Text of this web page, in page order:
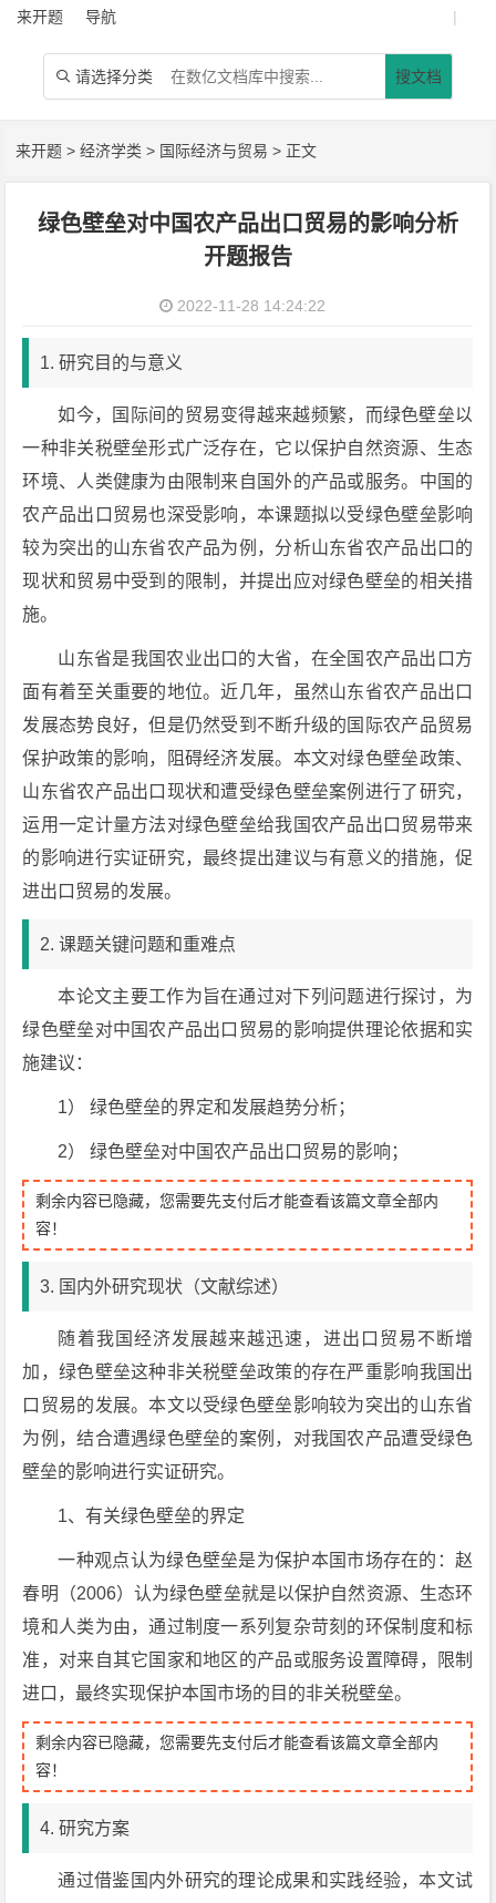
来开题 导航 |
 请选择分类 搜文档
来开题 >经济学类 > 国际经济与贸易 > 正文
绿色壁垒对中国农产品出口贸易的影响分析
开题报告
2022-11-28 14:24:22
1. 研究目的与意义
如今，国际间的贸易变得越来越频繁，而绿色壁垒以
一种非关税壁垒形式广泛存在，它以保护自然资源、生态
环境、人类健康为由限制来自国外的产品或服务。中国的
农产品出口贸易也深受影响，本课题拟以受绿色壁垒影响
较为突出的山东省农产品为例，分析山东省农产品出口的
现状和贸易中受到的限制，并提出应对绿色壁垒的相关措
施。
山东省是我国农业出口的大省，在全国农产品出口方
面有着至关重要的地位。近几年，虽然山东省农产品出口
发展态势良好，但是仍然受到不断升级的国际农产品贸易
保护政策的影响，阻碍经济发展。本文对绿色壁垒政策、
山东省农产品出口现状和遭受绿色壁垒案例进行了研究，
运用一定计量方法对绿色壁垒给我国农产品出口贸易带来
的影响进行实证研究，最终提出建议与有意义的措施，促
进出口贸易的发展。
2. 课题关键问题和重难点
本论文主要工作为旨在通过对下列问题进行探讨，为
绿色壁垒对中国农产品出口贸易的影响提供理论依据和实
施建议：
1） 绿色壁垒的界定和发展趋势分析；
2） 绿色壁垒对中国农产品出口贸易的影响；
剩余内容已隐藏，您需要先支付后才能查看该篇文章全部内
容！
3. 国内外研究现状（文献综述）
随着我国经济发展越来越迅速，进出口贸易不断增
加，绿色壁垒这种非关税壁垒政策的存在严重影响我国出
口贸易的发展。本文以受绿色壁垒影响较为突出的山东省
为例，结合遭遇绿色壁垒的案例，对我国农产品遭受绿色
壁垒的影响进行实证研究。
1、有关绿色壁垒的界定
一种观点认为绿色壁垒是为保护本国市场存在的：赵
春明（2006）认为绿色壁垒就是以保护自然资源、生态环
境和人类为由，通过制度一系列复杂苛刻的环保制度和标
准，对来自其它国家和地区的产品或服务设置障碍，限制
进口，最终实现保护本国市场的目的非关税壁垒。
剩余内容已隐藏，您需要先支付后才能查看该篇文章全部内
容！
4. 研究方案
通过借鉴国内外研究的理论成果和实践经验，本文试